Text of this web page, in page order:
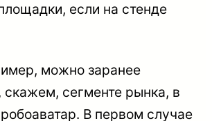
если на стенде
можно заранее
скажем, сегменте рынка, в
В первом случае